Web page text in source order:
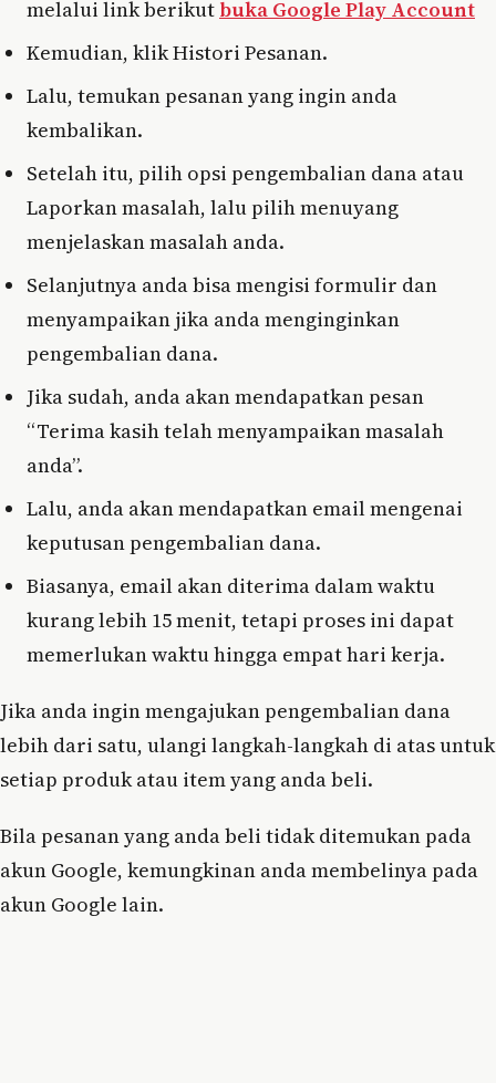
melalui link berikut buka Google Play Account
Kemudian, klik Histori Pesanan.
Lalu, temukan pesanan yang ingin anda
kembalikan.
Setelah itu, pilih opsi pengembalian dana atau
Laporkan masalah, lalu pilih menuyang
menjelaskan masalah anda.
Selanjutnya anda bisa mengisi formulir dan
menyampaikan jika anda menginginkan
pengembalian dana.
Jika sudah, anda akan mendapatkan pesan
“Terima kasih telah menyampaikan masalah
anda”.
Lalu, anda akan mendapatkan email mengenai
keputusan pengembalian dana.
Biasanya, email akan diterima dalam waktu
kurang lebih 15 menit, tetapi proses ini dapat
memerlukan waktu hingga empat hari kerja.
Jika anda ingin mengajukan pengembalian dana
lebih dari satu, ulangi langkah-langkah di atas untuk
setiap produk atau item yang anda beli.
Bila pesanan yang anda beli tidak ditemukan pada
akun Google, kemungkinan anda membelinya pada
akun Google lain.